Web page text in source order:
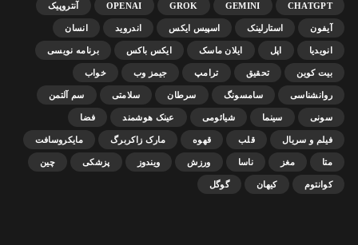
CHATGPT
GEMINI
GROK
OPENAI آنتروپیک
آیفون استارلینک اسپیس ایکس اندروید انسان
انویدیا اپل ایلان ماسک ایکس باکس برنامه نویسی
بیت کوین تحقیق ترامپ جیمز وب خواب
روانشناسی سامسونگ سرطان سلامتی سم آلتمن
سونی سینما شیائومی عینک هوشمند فضا
فیلم و سریال قلب قهوه مارک زاکربرگ مایکروسافت
متا مغز ناسا ورزش ویندوز پزشکی چین
کوانتوم کیهان گوگل